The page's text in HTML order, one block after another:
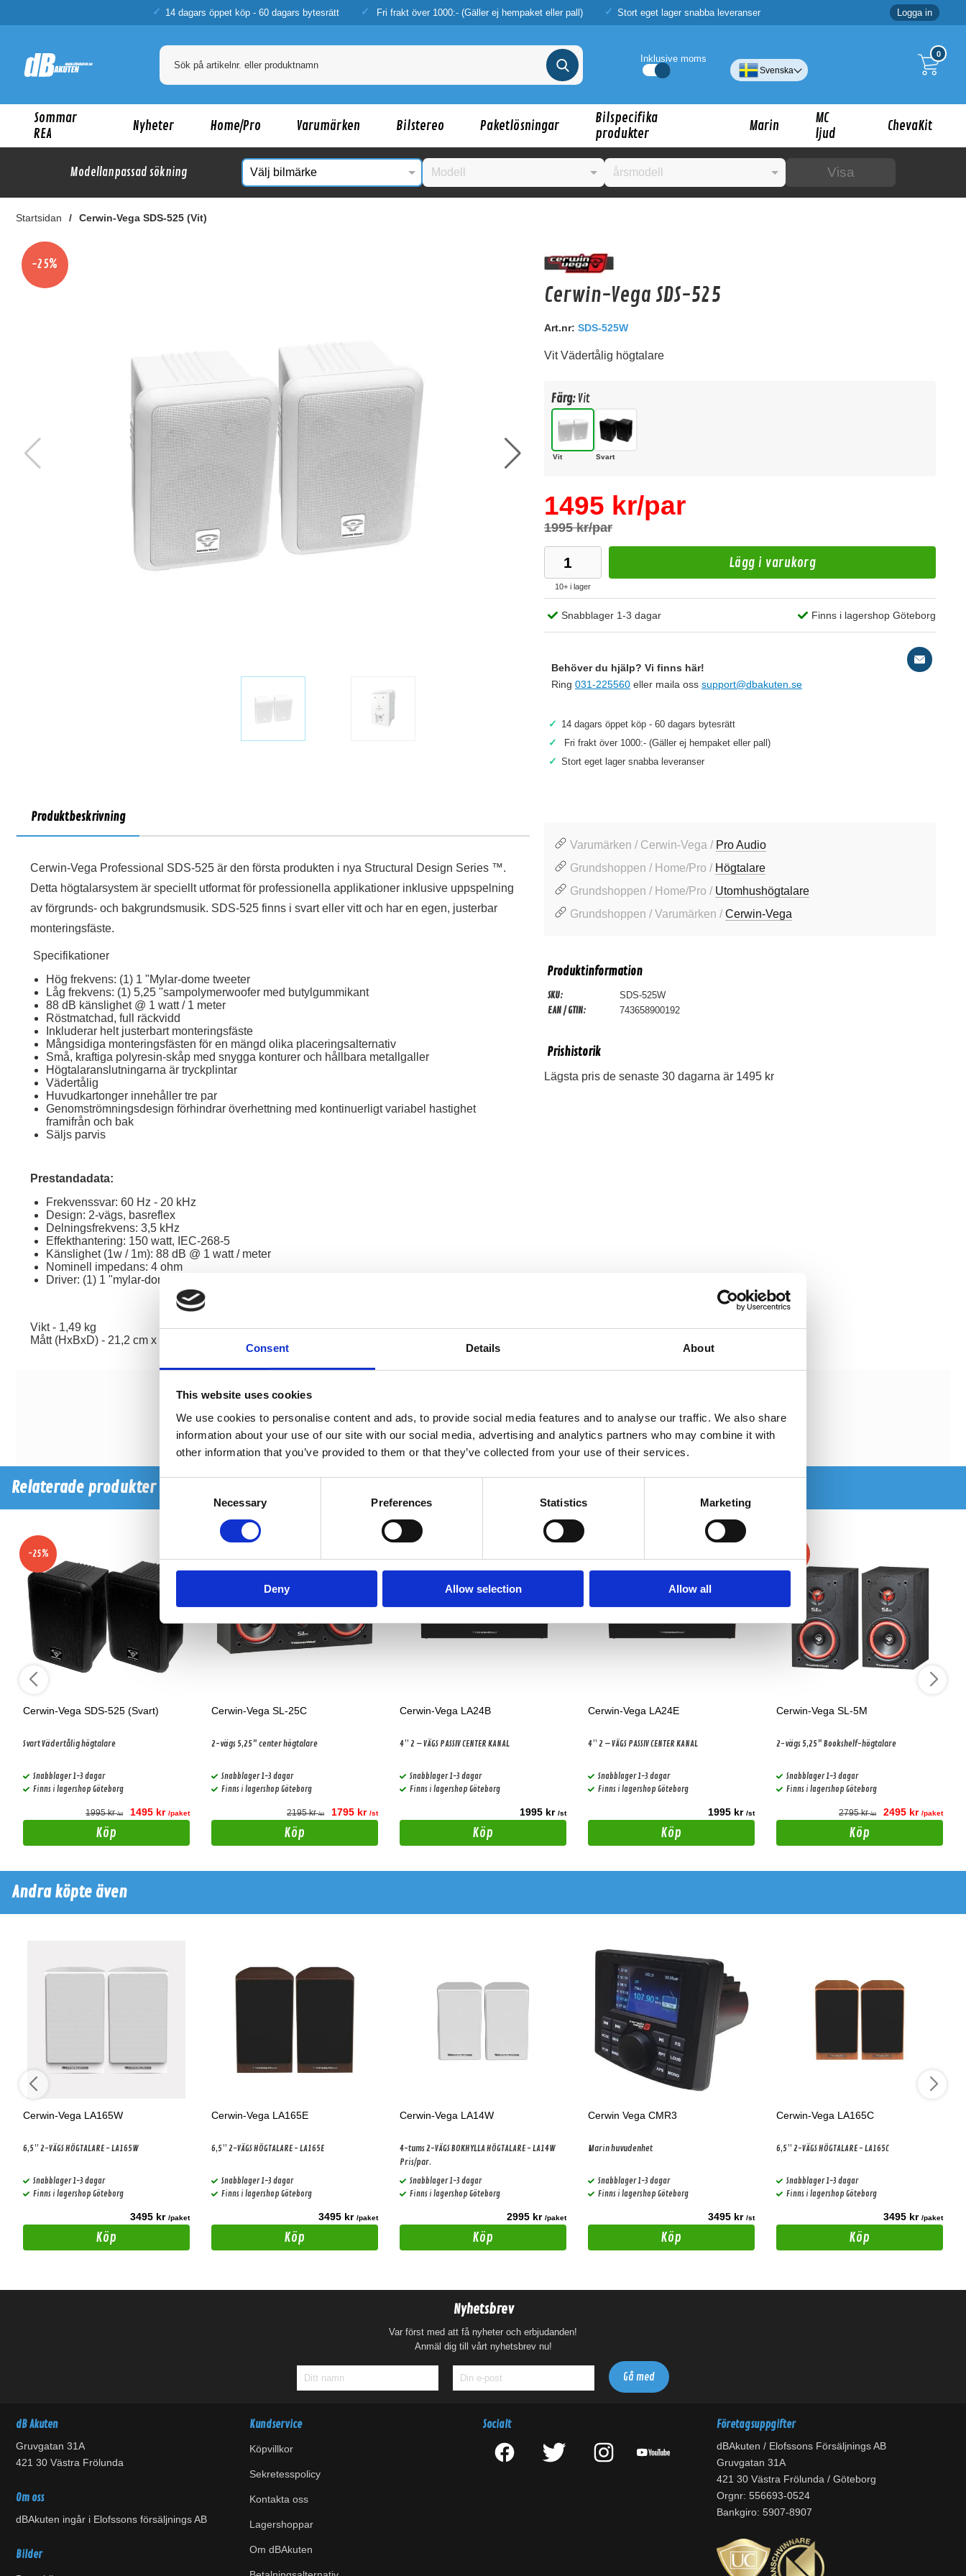
Consent Details About
This website uses cookies
We use cookies to personalise content and ads, to provide social media features and to analyse our traffic. We also share
information about your use of our site with our social media, advertising and analytics partners who may combine it with
other information that you’ve provided to them or that they’ve collected from your use of their services.
Necessary Preferences Statistics Marketing
Deny Allow selection Allow all
14 dagars öppet köp - 60 dagars bytesrätt Fri frakt över 1000:- (Gäller ej hempaket eller pall) Stort eget lager snabba leveranser Logga in
0
Inklusive moms
Svenska
Sommar
REA
Nyheter Home/Pro Varumärken Bilstereo Paketlösningar
Bilspecifika
produkter
Marin
MC
ljud
ChevaKit
Modellanpassad sökning Visa
Startsidan Cerwin-Vega SDS-525 (Vit)
Kanske någon av dessa produkter kan intressera dig?
-25%
Cerwin-Vega SDS-525
Art.nr: SDS-525W
Vit Vädertålig högtalare
Färg: Vit
Vit Svart
1495 kr/par
1995 kr/par
10+ i lager
Lägg i varukorg
Snabblager 1-3 dagar Finns i lagershop Göteborg
Behöver du hjälp? Vi finns här!
Ring 031-225560 eller maila oss support@dbakuten.se
✓ 14 dagars öppet köp - 60 dagars bytesrätt
✓ Fri frakt över 1000:- (Gäller ej hempaket eller pall)
✓ Stort eget lager snabba leveranser
Produktbeskrivning
Cerwin-Vega Professional SDS-525 är den första produkten i nya Structural Design Series ™.
Detta högtalarsystem är speciellt utformat för professionella applikationer inklusive uppspelning
av förgrunds- och bakgrundsmusik. SDS-525 finns i svart eller vitt och har en egen, justerbar
monteringsfäste.
Specifikationer
Hög frekvens: (1) 1 "Mylar-dome tweeter
Låg frekvens: (1) 5,25 "sampolymerwoofer med butylgummikant
88 dB känslighet @ 1 watt / 1 meter
Röstmatchad, full räckvidd
Inkluderar helt justerbart monteringsfäste
Mångsidiga monteringsfästen för en mängd olika placeringsalternativ
Små, kraftiga polyresin-skåp med snygga konturer och hållbara metallgaller
Högtalaranslutningarna är tryckplintar
Vädertålig
Huvudkartonger innehåller tre par
Genomströmningsdesign förhindrar överhettning med kontinuerligt variabel hastighet
framifrån och bak
Säljs parvis
Prestandadata:
Frekvenssvar: 60 Hz - 20 kHz
Design: 2-vägs, basreflex
Delningsfrekvens: 3,5 kHz
Effekthantering: 150 watt, IEC-268-5
Känslighet (1w / 1m): 88 dB @ 1 watt / meter
Nominell impedans: 4 ohm
Driver: (1) 1 "mylar-dome tweeter, (1) 5,25" sampolymer bas med butylgummi surround
Vikt - 1,49 kg
Mått (HxBxD) - 21,2 cm x 16,3 cm x 10,4 cm
Varumärken / Cerwin-Vega / Pro Audio
Grundshoppen / Home/Pro / Högtalare
Grundshoppen / Home/Pro / Utomhushögtalare
Grundshoppen / Varumärken /Cerwin-Vega
Produktinformation
SKU: SDS-525W
EAN / GTIN: 743658900192
Prishistorik
Lägsta pris de senaste 30 dagarna är 1495 kr
Recensioner
Produkten har inga recensioner
Relaterade produkter
-25%
Cerwin-Vega SDS-525 (Svart)
Svart Vädertålig högtalare
Snabblager 1-3 dagar
Finns i lagershop Göteborg
1995 kr/st 1495 kr /paket
Köp
Cerwin-Vega SL-25C
2-vägs 5,25" center högtalare
Snabblager 1-3 dagar
Finns i lagershop Göteborg
2195 kr/st 1795 kr /st
Köp
Cerwin-Vega LA24B
4” 2 – VÄGS PASSIV CENTER KANAL
Snabblager 1-3 dagar
Finns i lagershop Göteborg
1995 kr /st
Köp
Cerwin-Vega LA24E
4” 2 – VÄGS PASSIV CENTER KANAL
Snabblager 1-3 dagar
Finns i lagershop Göteborg
1995 kr /st
Köp
Cerwin-Vega SL-5M
2-vägs 5,25" Bookshelf-högtalare
Snabblager 1-3 dagar
Finns i lagershop Göteborg
2795 kr/st 2495 kr /paket
Köp
Andra köpte även
Cerwin-Vega LA165W
6,5” 2-VÄGS HÖGTALARE - LA165W
Snabblager 1-3 dagar
Finns i lagershop Göteborg
3495 kr /paket
Köp
Cerwin-Vega LA165E
6,5” 2-VÄGS HÖGTALARE - LA165E
Snabblager 1-3 dagar
Finns i lagershop Göteborg
3495 kr /paket
Köp
Cerwin-Vega LA14W
4-tums 2-VÄGS BOKHYLLA HÖGTALARE - LA14W
Pris/par.
Snabblager 1-3 dagar
Finns i lagershop Göteborg
2995 kr /paket
Köp
Cerwin Vega CMR3
Marin huvudenhet
Snabblager 1-3 dagar
Finns i lagershop Göteborg
3495 kr /st
Köp
Cerwin-Vega LA165C
6,5” 2-VÄGS HÖGTALARE - LA165C
Snabblager 1-3 dagar
Finns i lagershop Göteborg
3495 kr /paket
Köp
Nyhetsbrev
Var först med att få nyheter och erbjudanden!
Anmäl dig till vårt nyhetsbrev nu!
dB Akuten
Gruvgatan 31A
421 30 Västra Frölunda
Om oss
dBAkuten ingår i Elofssons försäljnings AB
Bilder
Kundservice
Köpvillkor
Sekretesspolicy
Kontakta oss
Lagershoppar
Om dBAkuten
Socialt Företagsuppgifter
dBAkuten / Elofssons Försäljnings AB
Gruvgatan 31A
421 30 Västra Frölunda / Göteborg
Orgnr: 556693-0524
Bankgiro: 5907-8907